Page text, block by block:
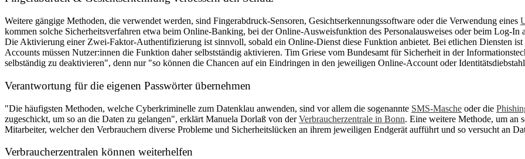
Weitere gängige Methoden, die verwendet werden, sind Fingerabdruck-Sensoren, Gesichtserkennungssoftware oder die Verwendung eines
kommen solche Sicherheitsverfahren etwa beim Online-Banking, bei der Online-Ausweisfunktion des Personalausweises oder beim Log-In
Die Aktivierung einer Zwei-Faktor-Authentifizierung ist sinnvoll, sobald ein Online-Dienst diese Funktion anbietet. Bei etlichen Diensten
Accounts müssen Nutzer:innen die Funktion daher selbstständig aktivieren. Tim Griese vom Bundesamt für Sicherheit in der
selbständig zu deaktivieren", denn nur "so können die Chancen auf ein Eindringen in den jeweiligen Online-Account oder
Verantwortung für die eigenen Passwörter übernehmen
"Die häufigsten Methoden, welche Cyberkriminelle zum Datenklau anwenden, sind vor allem die sogenannte SMS-Masche oder die
zugeschickt, um so an die Daten zu gelangen", erklärt Manuela Dorlaß von derVerbraucherzentrale in Bonn. Eine weitere Methode, um an
Mitarbeiter, welcher den Verbrauchern diverse Probleme und Sicherheitslücken an ihrem jeweiligen Endgerät aufführt und so versucht an
Verbraucherzentralen können weiterhelfen